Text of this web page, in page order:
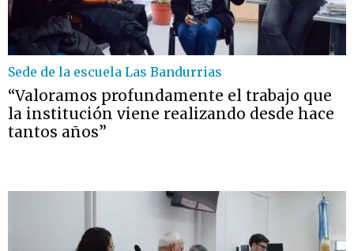
Sede de la escuela Las Bandurrias
“Valoramos profundamente el trabajo que
la institución viene realizando desde hace
tantos años”